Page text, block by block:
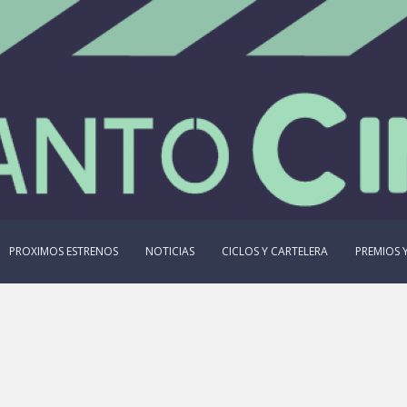
PROXIMOS ESTRENOS NOTICIAS CICLOS Y CARTELERA PREMIOS